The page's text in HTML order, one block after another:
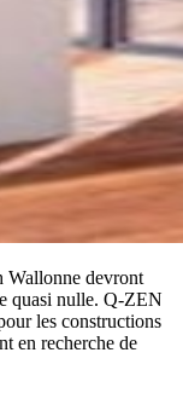
Wallonne devront
quasi nulle. Q-ZEN
les constructions
en recherche de